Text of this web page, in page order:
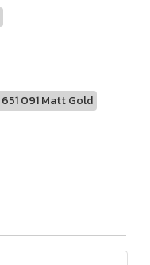
091 Matt Gold